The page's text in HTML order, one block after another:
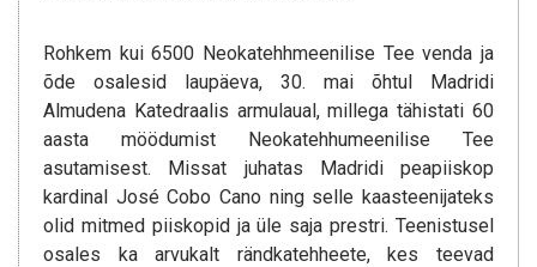
Rohkem kui 6500 Neokatehhmeenilise Tee venda ja
õde osalesid laupäeva, 30. mai õhtul Madridi
Almudena Katedraalis armulaual, millega tähistati 60
aasta möödumist Neokatehhumeenilise Tee
asutamisest. Missat juhatas Madridi peapiiskop
kardinal José Cobo Cano ning selle kaasteenijateks
olid mitmed piiskopid ja üle saja prestri. Teenistusel
osales ka arvukalt rändkatehheete, kes teevad